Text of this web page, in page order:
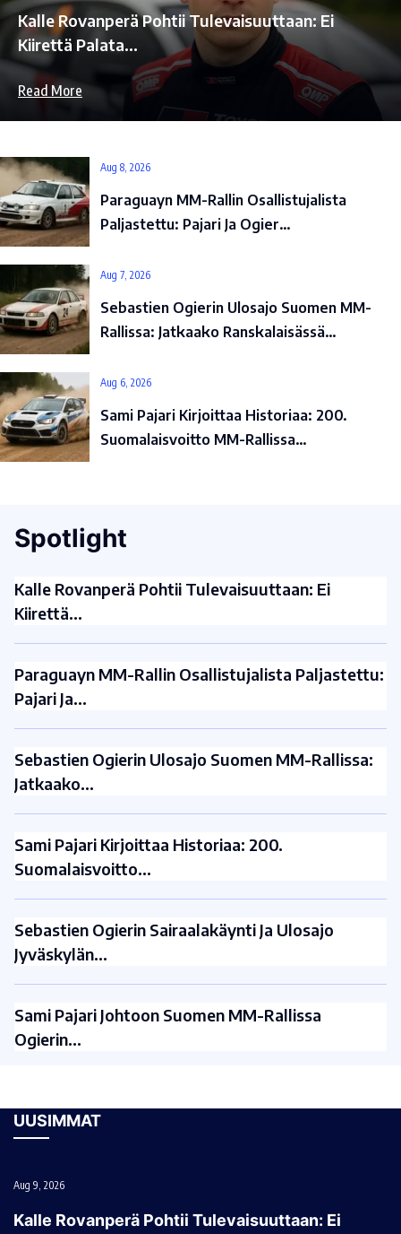
Kalle Rovanperä Pohtii Tulevaisuuttaan: Ei
Kiirettä Palata…
Read More
Aug 8, 2026
Paraguayn MM-Rallin Osallistujalista
Paljastettu: Pajari Ja Ogier…
Aug 7, 2026
Sebastien Ogierin Ulosajo Suomen MM-
Rallissa: Jatkaako Ranskalaisässä…
Aug 6, 2026
Sami Pajari Kirjoittaa Historiaa: 200.
Suomalaisvoitto MM-Rallissa…
Spotlight
Kalle Rovanperä Pohtii Tulevaisuuttaan: Ei
Kiirettä…
Paraguayn MM-Rallin Osallistujalista Paljastettu:
Pajari Ja…
Sebastien Ogierin Ulosajo Suomen MM-Rallissa:
Jatkaako…
Sami Pajari Kirjoittaa Historiaa: 200.
Suomalaisvoitto…
Sebastien Ogierin Sairaalakäynti Ja Ulosajo
Jyväskylän…
Sami Pajari Johtoon Suomen MM-Rallissa
Ogierin…
UUSIMMAT
Aug 9, 2026
Kalle Rovanperä Pohtii Tulevaisuuttaan: Ei